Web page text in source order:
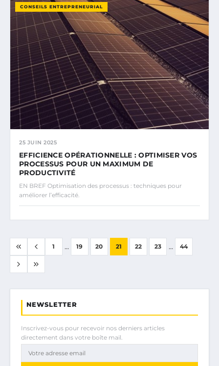
CONSEILS ENTREPRENEURIAL
25 JUIN 2025
EFFICIENCE OPÉRATIONNELLE : OPTIMISER VOS
PROCESSUS POUR UN MAXIMUM DE
PRODUCTIVITÉ
EN BREF Optimisation des processus : techniques pour
améliorer l’efficacité.
1 ... 19 20 21 22 23 ... 44
NEWSLETTER
Inscrivez-vous pour recevoir nos derniers articles
directement dans votre boîte mail.